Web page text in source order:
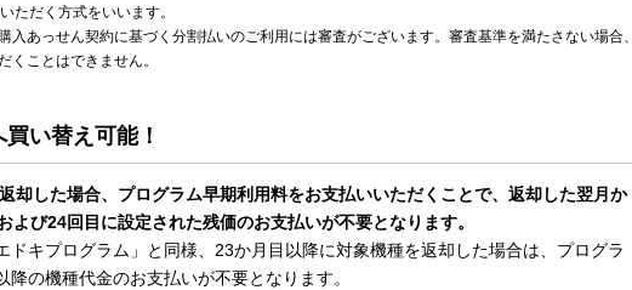
ただく方式をいいます。
入あっせん契約に基づく分割払いのご利用には審査がございます。審査基準を満たさない場合
くことはできません。
い替え可能！
却した場合、プログラム早期利用料をお支払いいただくことで、返却した翌月か
よび24回目に設定された残価のお支払いが不要となります。
ドキプログラム」と同様、23か月目以降に対象機種を返却した場合は、プログラ
の機種代金のお支払いが不要となります。